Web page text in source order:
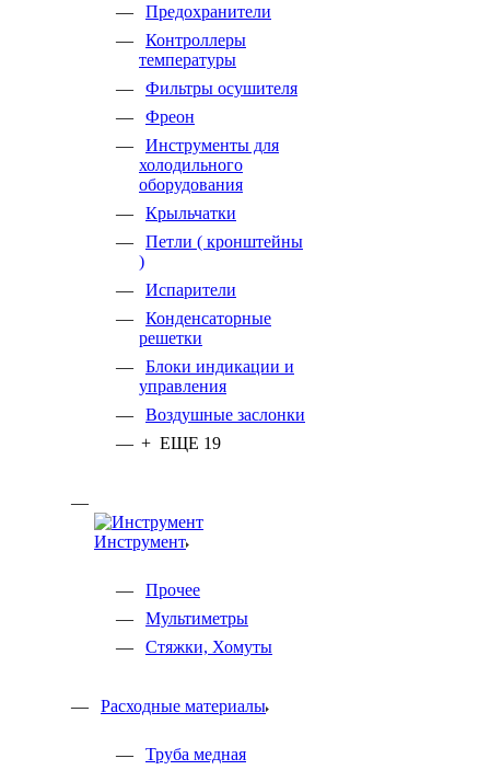
Предохранители
Контроллеры
температуры
Фильтры осушителя
Фреон
Инструменты для
холодильного
оборудования
Крыльчатки
Петли ( кронштейны
)
Испарители
Конденсаторные
решетки
Блоки индикации и
управления
Воздушные заслонки
+ ЕЩЕ 19
Инструмент
Прочее
Мультиметры
Стяжки, Хомуты
Расходные материалы
Труба медная